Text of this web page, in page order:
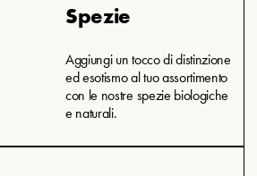
Spezie
Aggiungi un tocco di distinzione
ed esotismo al tuo assortimento
con le nostre spezie biologiche
e naturali.